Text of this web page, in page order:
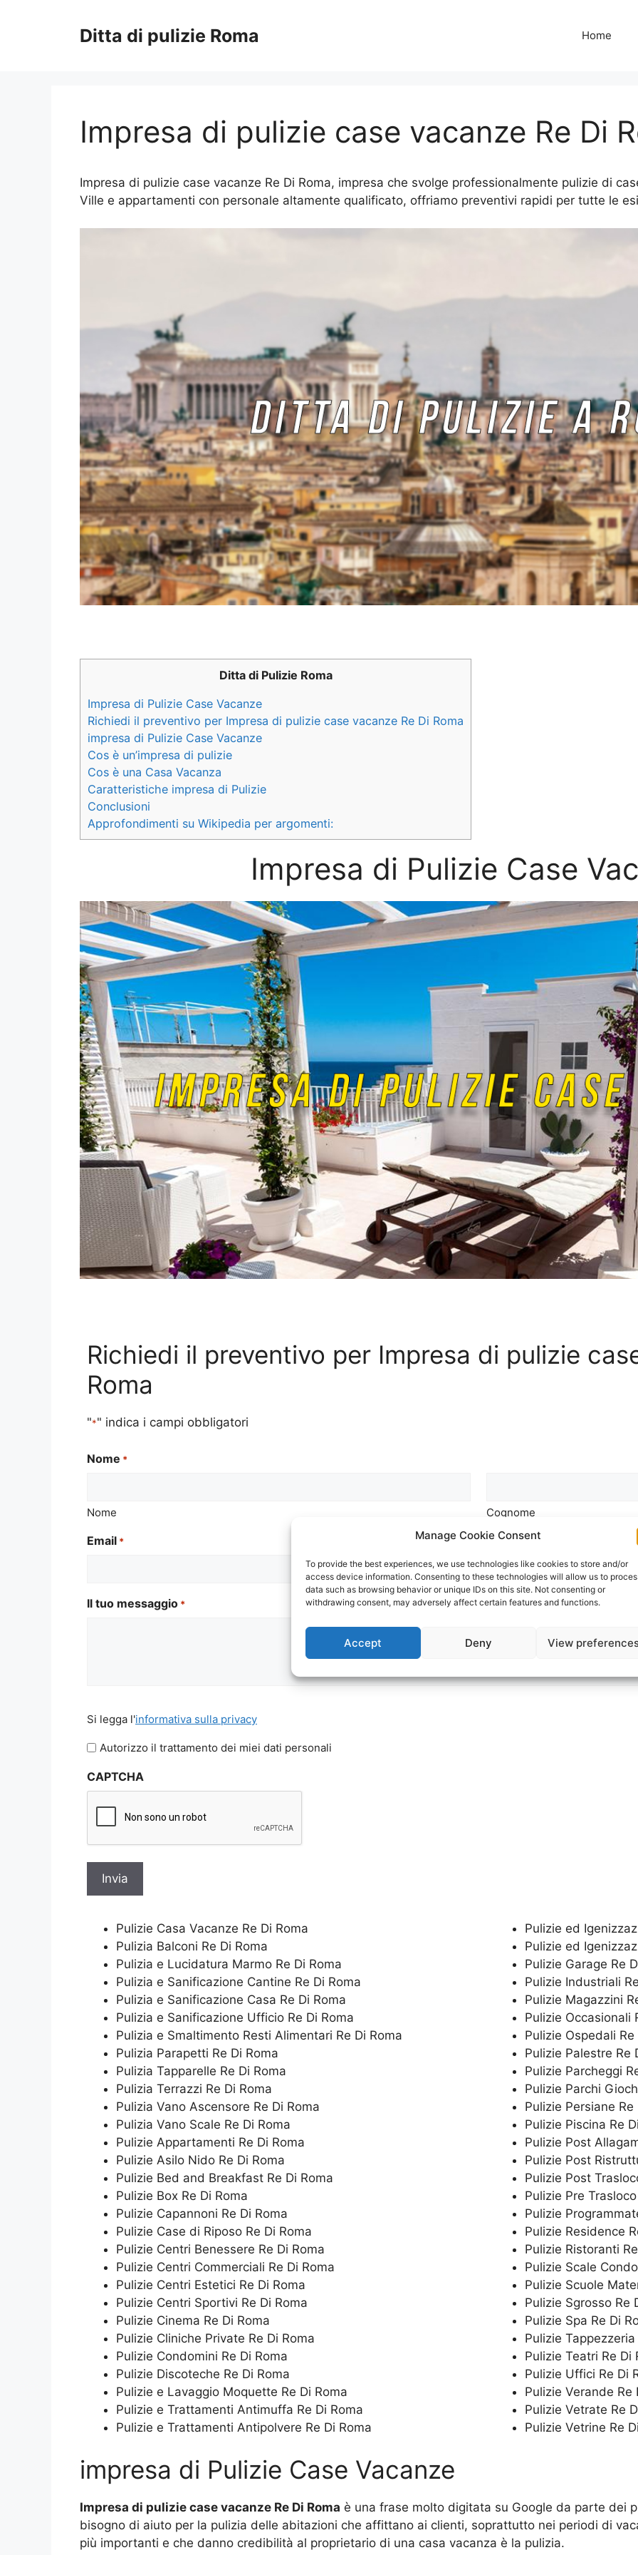
Manage Cookie Consent
To provide the best experiences, we use technologies like cookies to store and/or
access device information. Consenting to these technologies will allow us to
data such as browsing behavior or unique IDs on this site. Not consenting or
withdrawing consent, may adversely affect certain features and functions.
Accept Deny View
Ditta di pulizie Roma Home
Impresa di pulizie case vacanze Re Di
Impresa di pulizie case vacanze Re Di Roma, impresa che svolge professionalmente pulizie di
Ville e appartamenti con personale altamente qualificato, offriamo preventivi rapidi per tutte le
Ditta di Pulizie Roma
Impresa di Pulizie Case Vacanze
Richiedi il preventivo per Impresa di pulizie case vacanze Re Di Roma
impresa di Pulizie Case Vacanze
Cos è un’impresa di pulizie
Cos è una Casa Vacanza
Caratteristiche impresa di Pulizie
Conclusioni
Approfondimenti su Wikipedia per argomenti:
Impresa di Pulizie Case
Richiedi il preventivo per Impresa di pulizie
Roma
"*" indica i campi obbligatori
Nome *
Nome Cognome
Email * Telefono *
Il tuo messaggio *
legga
l'informativa
privacy
Si legga l'informativa sulla privacy
Autorizzo il trattamento dei miei dati personali
CAPTCHA
Pulizie Casa Vacanze Re Di Roma
Pulizia Balconi Re Di Roma
Pulizia e Lucidatura Marmo Re Di Roma
Pulizia e Sanificazione Cantine Re Di Roma
Pulizia e Sanificazione Casa Re Di Roma
Pulizia e Sanificazione Ufficio Re Di Roma
Pulizia e Smaltimento Resti Alimentari Re Di Roma
Pulizia Parapetti Re Di Roma
Pulizia Tapparelle Re Di Roma
Pulizia Terrazzi Re Di Roma
Pulizia Vano Ascensore Re Di Roma
Pulizia Vano Scale Re Di Roma
Pulizie Appartamenti Re Di Roma
Pulizie Asilo Nido Re Di Roma
Pulizie Bed and Breakfast Re Di Roma
Pulizie Box Re Di Roma
Pulizie Capannoni Re Di Roma
Pulizie Case di Riposo Re Di Roma
Pulizie Centri Benessere Re Di Roma
Pulizie Centri Commerciali Re Di Roma
Pulizie Centri Estetici Re Di Roma
Pulizie Centri Sportivi Re Di Roma
Pulizie Cinema Re Di Roma
Pulizie Cliniche Private Re Di Roma
Pulizie Condomini Re Di Roma
Pulizie Discoteche Re Di Roma
Pulizie e Lavaggio Moquette Re Di Roma
Pulizie e Trattamenti Antimuffa Re Di Roma
Pulizie e Trattamenti Antipolvere Re Di Roma
Pulizie ed
Pulizie ed
Pulizie Garage Re
Pulizie Industriali
Pulizie Magazzini
Pulizie Occasionali
Pulizie Ospedali Re
Pulizie Palestre Re
Pulizie Parcheggi
Pulizie Parchi
Pulizie Persiane Re
Pulizie Piscina Re
Pulizie Post
Pulizie Post
Pulizie Post
Pulizie Pre
Pulizie
Pulizie Residence
Pulizie Ristoranti
Pulizie Scale
Pulizie Scuole
Pulizie Sgrosso Re
Pulizie Spa Re Di
Pulizie Tappezzeria
Pulizie Teatri Re Di
Pulizie Uffici Re Di
Pulizie Verande Re
Pulizie Vetrate Re
Pulizie Vetrine Re
impresa di Pulizie Case Vacanze
Impresa di pulizie case vacanze Re Di Roma è una frase molto digitata su Google da parte dei
bisogno di aiuto per la pulizia delle abitazioni che affittano ai clienti, soprattutto nei periodi di
più importanti e che danno credibilità al proprietario di una casa vacanza è la pulizia.